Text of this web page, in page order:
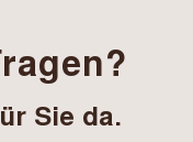
Sie da.